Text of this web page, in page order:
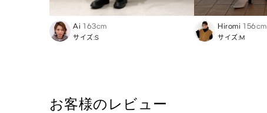
Ai 163cm
サイズ:S
Hiromi 156cm
サイズ:M
お客様のレビュー